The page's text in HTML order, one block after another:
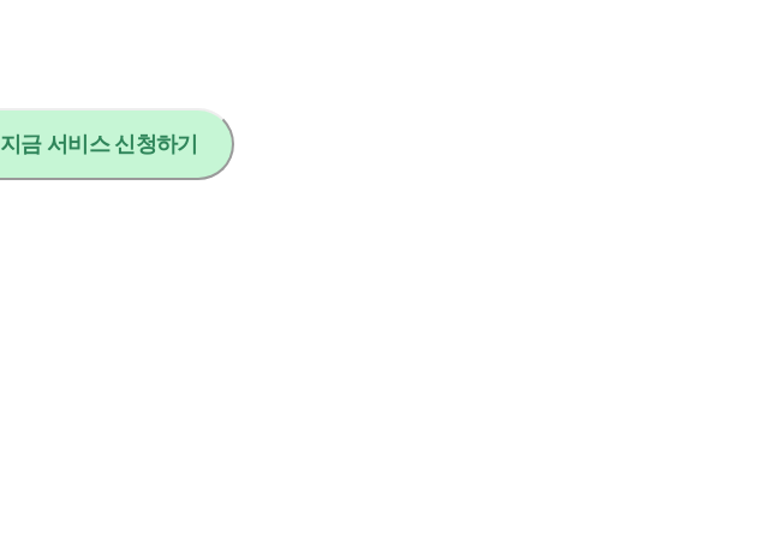
지금 서비스 신청하기